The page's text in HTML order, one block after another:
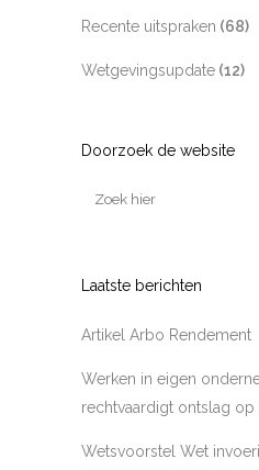
Recente uitspraken (68)
Wetgevingsupdate (12)
Doorzoek de website
Laatste berichten
Artikel Arbo Rendement
Werken in eigen
rechtvaardigt ontslag op
Wetsvoorstel Wet